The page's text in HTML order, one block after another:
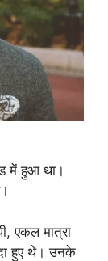
में हुआ था।
एकल मात्रा
हुए थे। उनके